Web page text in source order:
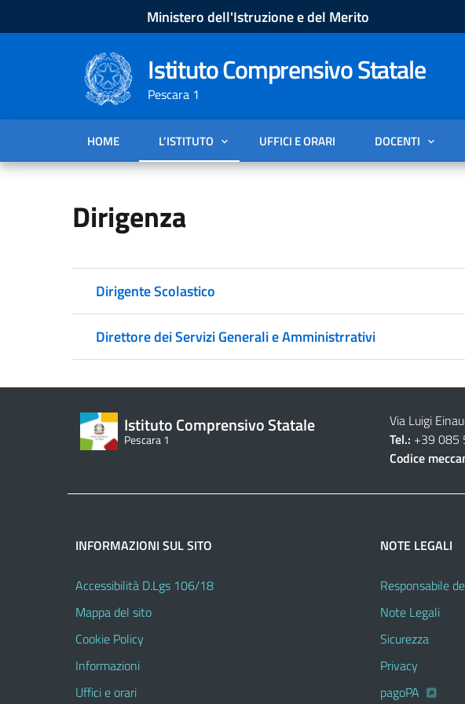
Ministero dell'Istruzione e del Merito
Istituto Comprensivo Statale
Pescara 1
HOME L’ISTITUTO UFFICI E ORARI DOCENTI
Dirigenza
Dirigente Scolastico
Direttore dei Servizi Generali e Amministrrativi
Istituto Comprensivo Statale
Pescara 1
Via Luigi
Tel.: +39 085
Codice
INFORMAZIONI SUL SITO
Accessibilità D.Lgs 106/18
Mappa del sito
Cookie Policy
Informazioni
Uffici e orari
NOTE LEGALI
Responsabile
Note Legali
Sicurezza
Privacy
pagoPA